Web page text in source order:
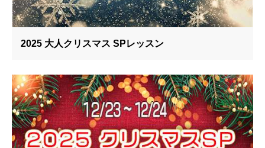
2025 大人クリスマス SPレッスン